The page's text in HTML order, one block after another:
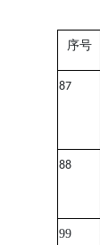
序号
87
88
99